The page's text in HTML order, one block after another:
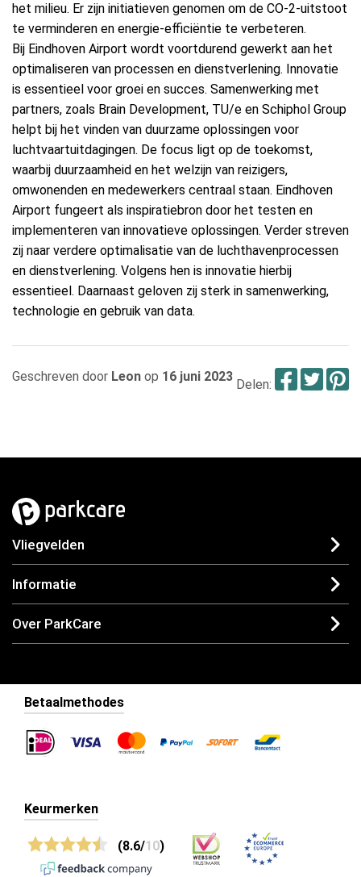
het milieu. Er zijn initiatieven genomen om de CO-2-uitstoot
te verminderen en energie-efficiëntie te verbeteren.
Bij Eindhoven Airport wordt voortdurend gewerkt aan het
optimaliseren van processen en dienstverlening. Innovatie
is essentieel voor groei en succes. Samenwerking met
partners, zoals Brain Development, TU/e en Schiphol Group
helpt bij het vinden van duurzame oplossingen voor
luchtvaartuitdagingen. De focus ligt op de toekomst,
waarbij duurzaamheid en het welzijn van reizigers,
omwonenden en medewerkers centraal staan. Eindhoven
Airport fungeert als inspiratiebron door het testen en
implementeren van innovatieve oplossingen. Verder streven
zij naar verdere optimalisatie van de luchthavenprocessen
en dienstverlening. Volgens hen is innovatie hierbij
essentieel. Daarnaast geloven zij sterk in samenwerking,
technologie en gebruik van data.
Geschreven door Leon op 16 juni 2023
Delen:
Vliegvelden
Informatie
Over ParkCare
Betaalmethodes
Keurmerken
(8.6/10)